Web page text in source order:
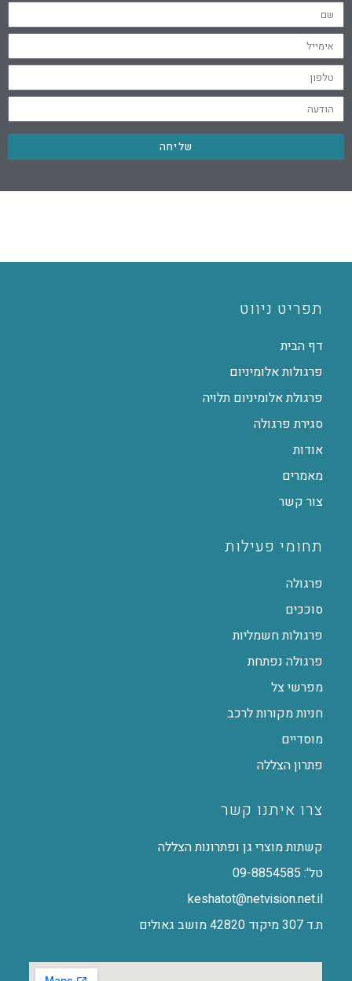
שליחה
תפריט ניווט
דף הבית
פרגולות אלומיניום
פרגולת אלומיניום תלויה
סגירת פרגולה
אודות
מאמרים
צור קשר
תחומי פעילות
פרגולה
סוככים
פרגולות חשמליות
פרגולה נפתחת
מפרשי צל
חניות מקורות לרכב
מוסדיים
פתרון הצללה
צרו איתנו קשר
קשתות מוצרי גן ופתרונות הצללה
טל': 09-8854585
keshatot@netvision.net.il
ת.ד 307 מיקוד 42820 מושב גאולים